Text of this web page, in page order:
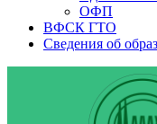
ОФП
ВФСК ГТО
Сведения об